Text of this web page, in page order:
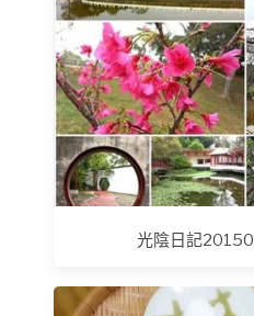
光陰日記